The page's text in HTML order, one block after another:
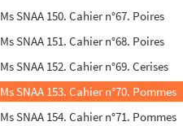
Ms SNAA 150. Cahier n°67. Poires
Ms SNAA 151. Cahier n°68. Poires
Ms SNAA 152. Cahier n°69. Cerises
Ms SNAA 153. Cahier n°70. Pommes
Ms SNAA 154. Cahier n°71. Pommes